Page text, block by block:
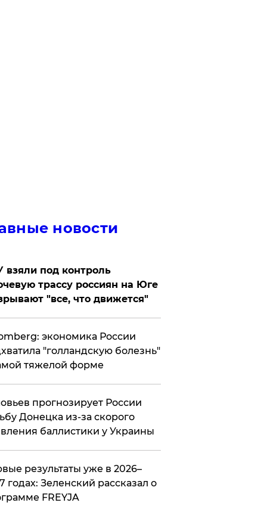
новости
взяли под контроль
трассу россиян на Юге
"все, что движется"
экономика России
"голландскую болезнь"
тяжелой форме
прогнозирует России
Донецка из-за скорого
баллистики у Украины
результаты уже в 2026–
годах: Зеленский рассказал о
FREYJA